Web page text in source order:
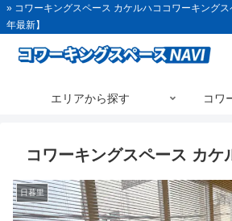
» コワーキングスペース カケルハココワーキング
年最新】
エリアから探す コワ
コワーキングスペース カケ
日暮里